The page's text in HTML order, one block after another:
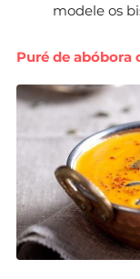
modele os
Puré de abóbora